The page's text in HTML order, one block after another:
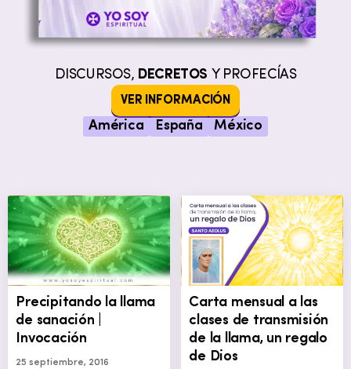
DISCURSOS, DECRETOS Y PROFECÍAS
VER INFORMACIÓN
América España México
Precipitando la llama
de sanación |
Invocación
25 septiembre, 2016
Carta mensual a las
clases de transmisión
de la llama, un regalo
de Dios